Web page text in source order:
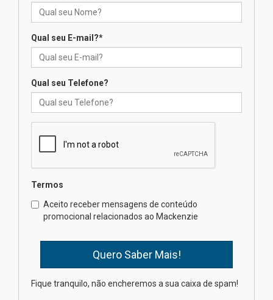
das novas tecnologias em
calouros do segundo semestre
04.08.2026
Brasília prepara seus
estudantes para o PAS antes
mesmo do Ensino Médio
na educação dos filhos além da
Qual seu E-mail?*
Qual seu Telefone?
Termos
Aceito receber mensagens de conteúdo
promocional relacionados ao Mackenzie
Fique tranquilo, não encheremos a sua caixa de spam!